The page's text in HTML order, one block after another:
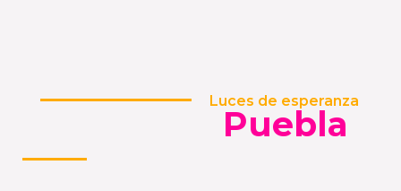
Luces de esperanza
Puebla